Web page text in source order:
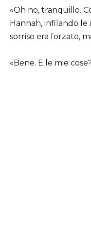
«Oh no, tranquillo.
Hannah, infilando le
sorriso era forzato,
«Bene. E le mie